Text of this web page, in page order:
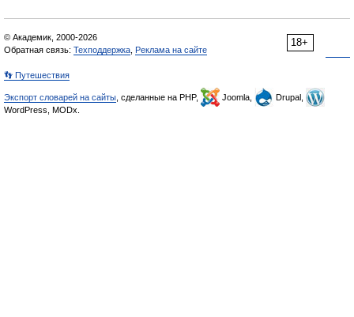
18+
© Академик, 2000-2026
Обратная связь: Техподдержка Реклама на сайте
👣 Путешествия
Экспорт словарей на сайты , сделанные на PHP, Joomla,
Drupal,
WordPress, MODx.